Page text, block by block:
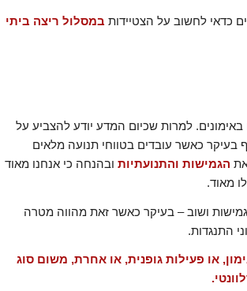
כדאי לחשוב על הצטיידות במסלול ריצה ביתי
למרות שכיום המדע יודע להצביע על
בעיקר כאשר עובדים בטווחי תנועה מלאים
הגמישות והתנועתיות ובהנחה כי אנחנו מאוד
מאוד.
ושוב – בעיקר כאשר זאת מהווה מטרה
התנגדות.
או פעילות גופנית, או אחרת, משום סוג